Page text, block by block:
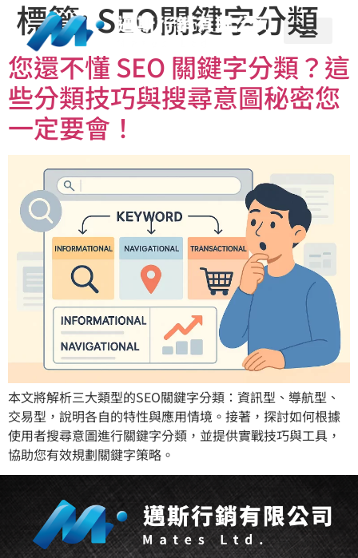
標籤:SEO關鍵字分類
您還不懂 SEO 關鍵字分類？這
些分類技巧與搜尋意圖秘密您
一定要會！
本文將解析三大類型的SEO關鍵字分類：資訊型、導航型、
交易型，說明各自的特性與應用情境。接著，探討如何根據
使用者搜尋意圖進行關鍵字分類，並提供實戰技巧與工具，
協助您有效規劃關鍵字策略。